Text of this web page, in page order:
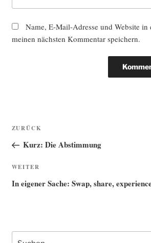
Name, E-Mail-Adresse und Website in
meinen nächsten Kommentar speichern.
Beitragsnavigation
Vorheriger
Beitrag
ZURÜCK
Kurz: Die Abstimmung
Nächster
Beitrag
WEITER
In eigener Sache: Swap, share,